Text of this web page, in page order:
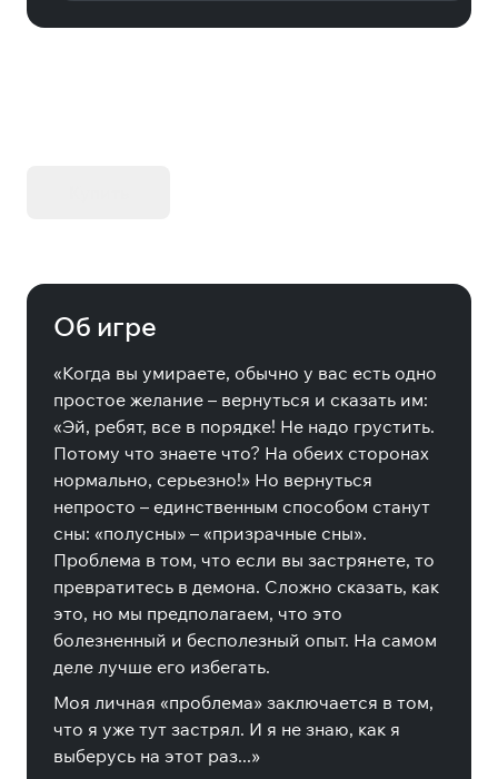
Об игре
«Когда вы умираете, обычно у вас есть одно
простое желание – вернуться и сказать им:
«Эй, ребят, все в порядке! Не надо грустить.
Потому что знаете что? На обеих сторонах
нормально, серьезно!» Но вернуться
непросто – единственным способом станут
сны: «полусны» – «призрачные сны».
Проблема в том, что если вы застрянете, то
превратитесь в демона. Сложно сказать, как
это, но мы предполагаем, что это
болезненный и бесполезный опыт. На самом
деле лучше его избегать.
Моя личная «проблема» заключается в том,
что я уже тут застрял. И я не знаю, как я
выберусь на этот раз...»